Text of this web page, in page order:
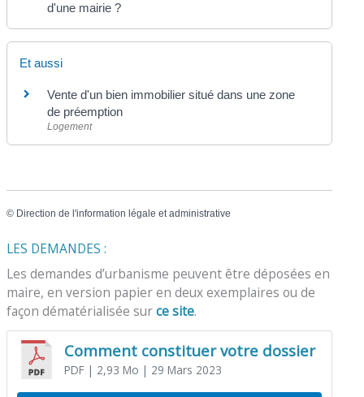
d'une mairie ?
Et aussi
Vente d'un bien immobilier situé dans une zone
de préemption
Logement
© Direction de l'information légale et administrative
LES DEMANDES :
Les demandes d’urbanisme peuvent être déposées en
maire, en version papier en deux exemplaires ou de
façon dématérialisée surce site.
Comment constituer votre dossier
PDF| 2,93 Mo | 29 Mars 2023